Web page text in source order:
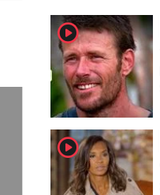
player2
player2